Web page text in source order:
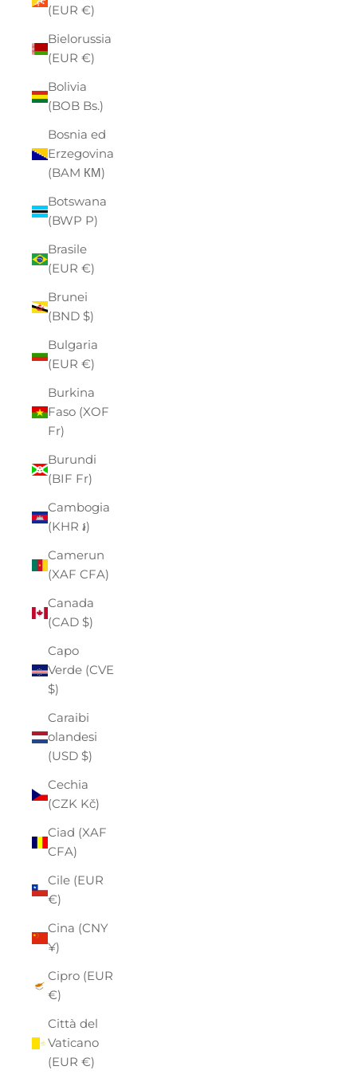
(EUR €)
Bielorussia
(EUR €)
Bolivia
(BOB Bs.)
Bosnia ed
Erzegovina
(BAM КМ)
Botswana
(BWP P)
Brasile
(EUR €)
Brunei
(BND $)
Bulgaria
(EUR €)
Burkina
Faso (XOF
Fr)
Burundi
(BIF Fr)
Cambogia
(KHR ៛)
Camerun
(XAF CFA)
Canada
(CAD $)
Capo
Verde (CVE
$)
Caraibi
olandesi
(USD $)
Cechia
(CZK Kč)
Ciad (XAF
CFA)
Cile (EUR
€)
Cina (CNY
¥)
Cipro (EUR
€)
Città del
Vaticano
(EUR €)